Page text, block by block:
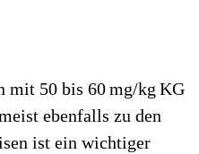
mit 50 bis 60 mg/kg KG
ebenfalls zu den
ist ein wichtiger